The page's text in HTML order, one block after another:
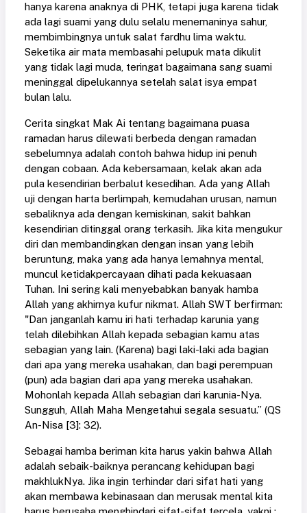
hanya karena anaknya di PHK, tetapi juga karena tidak
ada lagi suami yang dulu selalu menemaninya sahur,
membimbingnya untuk salat fardhu lima waktu.
Seketika air mata membasahi pelupuk mata dikulit
yang tidak lagi muda, teringat bagaimana sang suami
meninggal dipelukannya setelah salat isya empat
bulan lalu.
Cerita singkat Mak Ai tentang bagaimana puasa
ramadan harus dilewati berbeda dengan ramadan
sebelumnya adalah contoh bahwa hidup ini penuh
dengan cobaan. Ada kebersamaan, kelak akan ada
pula kesendirian berbalut kesedihan. Ada yang Allah
uji dengan harta berlimpah, kemudahan urusan, namun
sebaliknya ada dengan kemiskinan, sakit bahkan
kesendirian ditinggal orang terkasih. Jika kita mengukur
diri dan membandingkan dengan insan yang lebih
beruntung, maka yang ada hanya lemahnya mental,
muncul ketidakpercayaan dihati pada kekuasaan
Tuhan. Ini sering kali menyebabkan banyak hamba
Allah yang akhirnya kufur nikmat. Allah SWT berfirman:
"Dan janganlah kamu iri hati terhadap karunia yang
telah dilebihkan Allah kepada sebagian kamu atas
sebagian yang lain. (Karena) bagi laki-laki ada bagian
dari apa yang mereka usahakan, dan bagi perempuan
(pun) ada bagian dari apa yang mereka usahakan.
Mohonlah kepada Allah sebagian dari karunia-Nya.
Sungguh, Allah Maha Mengetahui segala sesuatu.” (QS
An-Nisa [3]: 32).
Sebagai hamba beriman kita harus yakin bahwa Allah
adalah sebaik-baiknya perancang kehidupan bagi
makhlukNya. Jika ingin terhindar dari sifat hati yang
akan membawa kebinasaan dan merusak mental kita